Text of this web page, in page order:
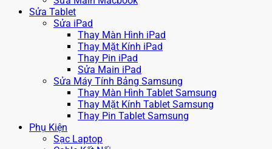
Sửa Tablet
Sửa iPad
Thay Màn Hình iPad
Thay Mặt Kính iPad
Thay Pin iPad
Sửa Main iPad
Sửa Máy Tính Bảng Samsung
Thay Màn Hình Tablet Samsung
Thay Mặt Kính Tablet Samsung
Thay Pin Tablet Samsung
Phụ Kiện
Sạc Laptop